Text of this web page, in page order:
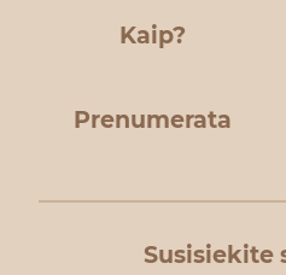
Kaip?
Prenumerata
Susisiekite